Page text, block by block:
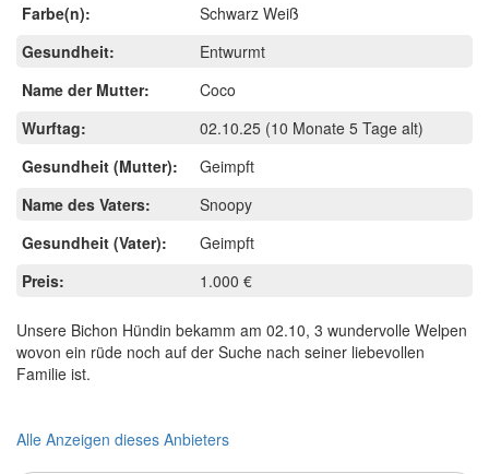
Farbe(n):
Schwarz Weiß
Gesundheit:
Entwurmt
Name der Mutter:
Coco
Wurftag:
02.10.25 (10 Monate 5 Tage alt)
Gesundheit (Mutter):
Geimpft
Name des Vaters:
Snoopy
Gesundheit (Vater):
Geimpft
Preis:
1.000 €
Unsere Bichon Hündin bekamm am 02.10, 3 wundervolle Welpen
wovon ein rüde noch auf der Suche nach seiner liebevollen
Familie ist.
Alle Anzeigen dieses Anbieters